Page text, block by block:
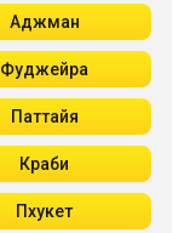
Аджман
Фуджейра
Паттайя
Краби
Пхукет